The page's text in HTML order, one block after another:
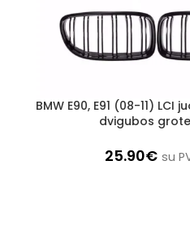
Į KREPŠELĮ
BMW E90, E91 (08-11) LCI
dvigubos
25.90€ su